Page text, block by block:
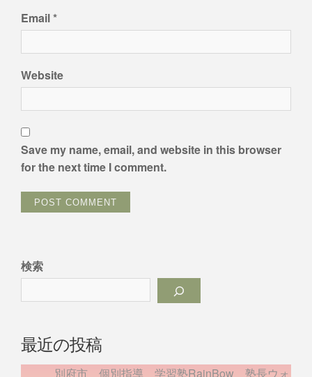
Email*
Website
Save my name, email, and website in this browser
for the next time I comment.
検索
最近の投稿
別府市 個別指導 学習塾RainBow 塾長ウォ